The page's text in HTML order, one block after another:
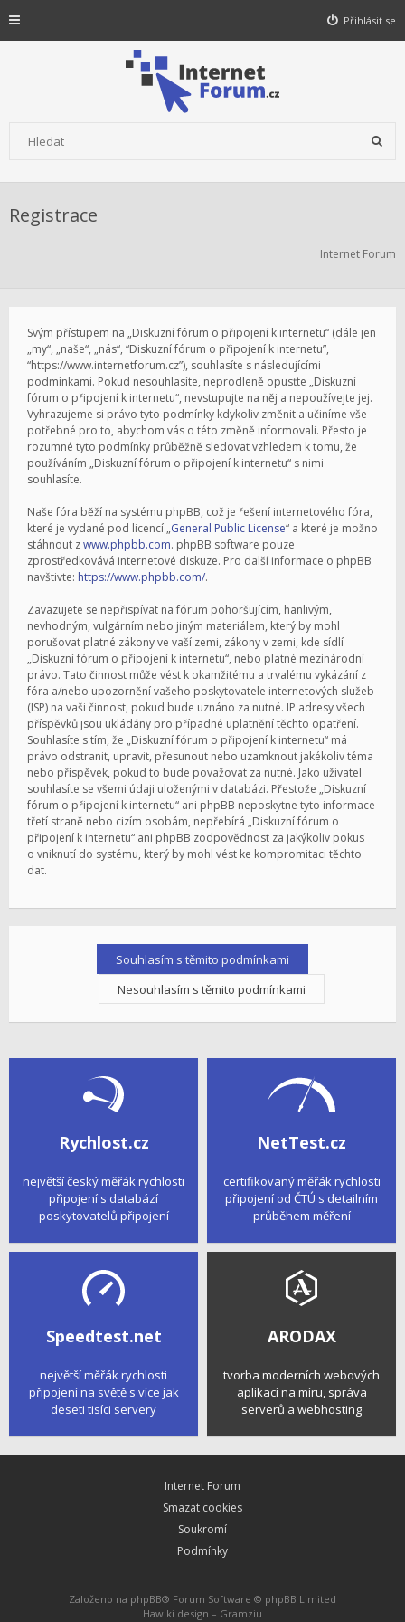
Přihlásit se
Registrace
Internet Forum
Svým přístupem na „Diskuzní fórum o připojení k internetu“ (dále jen
„my“, „naše“, „nás“, “Diskuzní fórum o připojení k internetu”,
“https://www.internetforum.cz”), souhlasíte s následujícími
podmínkami. Pokud nesouhlasíte, neprodleně opusťte „Diskuzní
fórum o připojení k internetu“, nevstupujte na něj a nepoužívejte jej.
Vyhrazujeme si právo tyto podmínky kdykoliv změnit a učiníme vše
potřebné pro to, abychom vás o této změně informovali. Přesto je
rozumné tyto podmínky průběžně sledovat vzhledem k tomu, že
používáním „Diskuzní fórum o připojení k internetu“ s nimi
souhlasíte.
Naše fóra běží na systému phpBB, což je řešení internetového fóra,
které je vydané pod licencí „General Public License“ a které je možno
stáhnout zwww.phpbb.com. phpBB software pouze
zprostředkovává internetové diskuze. Pro další informace o phpBB
navštivte: https://www.phpbb.com/.
Zavazujete se nepřispívat na fórum pohoršujícím, hanlivým,
nevhodným, vulgárním nebo jiným materiálem, který by mohl
porušovat platné zákony ve vaší zemi, zákony v zemi, kde sídlí
„Diskuzní fórum o připojení k internetu“, nebo platné mezinárodní
právo. Tato činnost může vést k okamžitému a trvalému vykázání z
fóra a/nebo upozornění vašeho poskytovatele internetových služeb
(ISP) na vaši činnost, pokud bude uznáno za nutné. IP adresy všech
příspěvků jsou ukládány pro případné uplatnění těchto opatření.
Souhlasíte s tím, že „Diskuzní fórum o připojení k internetu“ má
právo odstranit, upravit, přesunout nebo uzamknout jakékoliv téma
nebo příspěvek, pokud to bude považovat za nutné. Jako uživatel
souhlasíte se všemi údaji uloženými v databázi. Přestože „Diskuzní
fórum o připojení k internetu“ ani phpBB neposkytne tyto informace
třetí straně nebo cizím osobám, nepřebírá „Diskuzní fórum o
připojení k internetu“ ani phpBB zodpovědnost za jakýkoliv pokus
o vniknutí do systému, který by mohl vést ke kompromitaci těchto
dat.
Rychlost.cz
největší český měřák rychlosti
připojení s databází
poskytovatelů připojení
NetTest.cz
certifikovaný měřák rychlosti
připojení od ČTÚ s detailním
průběhem měření
Speedtest.net
největší měřák rychlosti
připojení na světě s více jak
deseti tisíci servery
ARODAX
tvorba moderních webových
aplikací na míru, správa
serverů a webhosting
Internet Forum
Smazat cookies
Soukromí
Podmínky
Založeno na phpBB® Forum Software © phpBB Limited
Hawiki design – Gramziu